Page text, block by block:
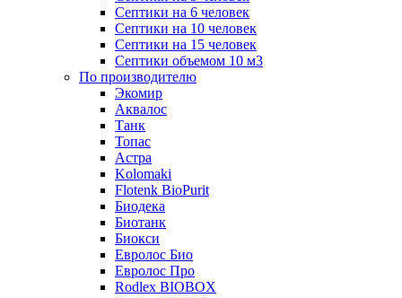
Септики на 6 человек
Септики на 10 человек
Септики на 15 человек
Септики объемом 10 м3
По производителю
Экомир
Аквалос
Танк
Топас
Астра
Kolomaki
Flotenk BioPurit
Биодека
Биотанк
Биокси
Евролос Био
Евролос Про
Rodlex BIOBOX